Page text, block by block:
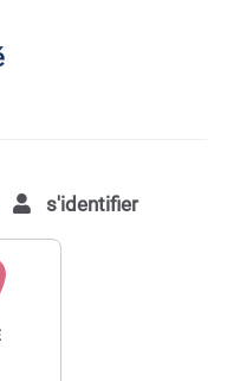
s'identifier